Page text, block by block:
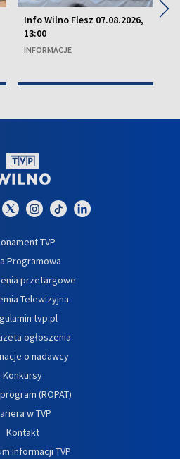
Info Wilno Flesz 07.08.2026,
13:00
INFORMACJE
▶
TVP
Programowa
przetargowe
Telewizyjna
tvp.pl
ogłoszenia
o nadawcy
Konkursy
(ROPAT)
w TVP
Kontakt
informacji TVP